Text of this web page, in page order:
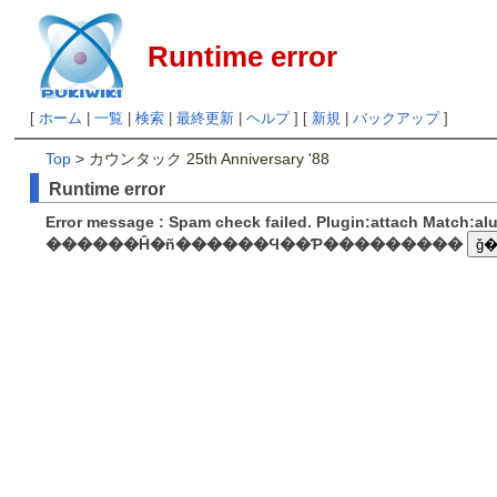
Runtime error
[ ホーム 一覧 検索| 最終更新| ヘルプ] [ 新規| バックアップ]
Top > カウンタック 25th Anniversary '88
Runtime error
Error message : Spam check failed. Plugin:attach
������Ĥ�ñ������Ϥ��Ƥ���������